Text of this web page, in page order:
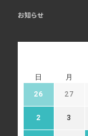
お知らせ
日 月
26 27
2 3